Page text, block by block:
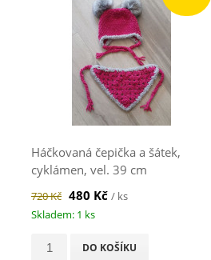
Háčkovaná čepička a šátek,
cyklámen, vel. 39 cm
720 Kč 480 Kč / ks
Skladem: 1 ks
DO KOŠÍKU